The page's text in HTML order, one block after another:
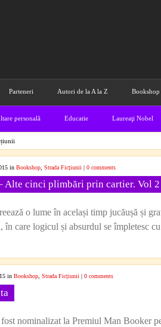
Parteneri Autori de la A la Z Bookshop
personală Educatie Laureaţi Nobel
in Bookshop Strada Ficțiunii | 0 comments
Alte cinci plimbări prin cartier. Vol 2
o lume în același timp jucăușă și
în care logicul și absurdul se împletesc
in Bookshop Strada Ficțiunii | 0 comments
nominalizat la Premiul Man Booker